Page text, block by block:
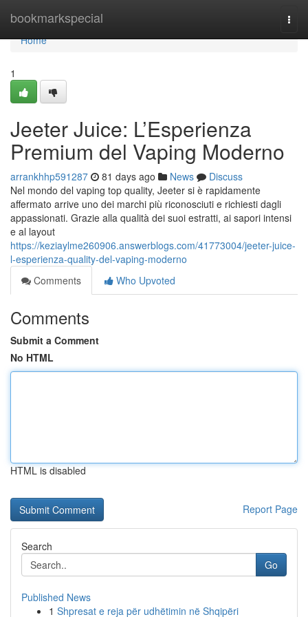
bookmarkspecial
Home
Home
1
Jeeter Juice: L’Esperienza
Premium del Vaping Moderno
arrankhhp591287 81 days ago News
Discuss
Nel mondo del vaping top quality, Jeeter si è rapidamente
affermato arrive uno dei marchi più riconosciuti e richiesti dagli
appassionati. Grazie alla qualità dei suoi estratti, ai sapori intensi
e al layout
https://keziaylme260906.answerblogs.com/41773004/jeeter-juice-
l-esperienza-quality-del-vaping-moderno
Comments
Who Upvoted
Comments
Submit a Comment
No HTML
HTML is disabled
Report Page
Search
Go
Published News
1 Shpresat e reja për udhëtimin në Shqipëri